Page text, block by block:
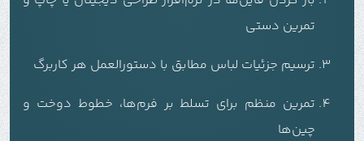
تمرین دستی
ترسیم جزئیات لباس مطابق با دستورالعمل هر کاربرگ
تمرین منظم برای تسلط بر فرم‌ها، خطوط دوخت و
چین‌ها